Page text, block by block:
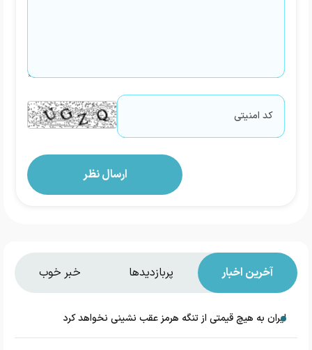
آخرین اخبار پربازدیدها خبر خوب
ایران به هیچ قیمتی از تنگه هرمز عقب نشینی نخواهد کرد